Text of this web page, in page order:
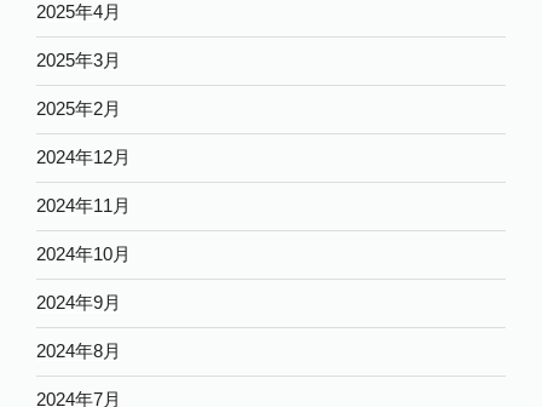
2025年4月
2025年3月
2025年2月
2024年12月
2024年11月
2024年10月
2024年9月
2024年8月
2024年7月